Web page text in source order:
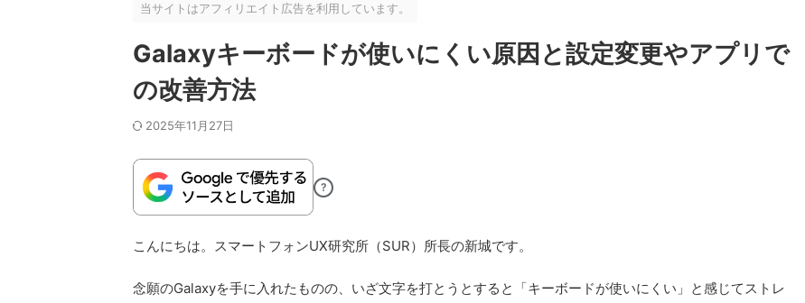
当サイトはアフィリエイト広告を利用しています。
Galaxyキーボードが使いにくい原因と設定変更やアプリで
の改善方法
2025年11月27日
?
こんにちは。スマートフォンUX研究所（SUR）所長の新城です。
念願のGalaxyを手に入れたものの、いざ文字を打とうとすると「キーボードが使いにくい」と感じてストレ